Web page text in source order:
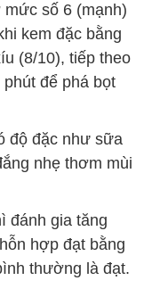
số 6 (mạnh)
kem đặc bằng
(8/10), tiếp theo
để phá bọt
độ đặc như sữa
nhẹ thơm mùi
đánh gia tăng
hợp đạt bằng
thường là đạt.